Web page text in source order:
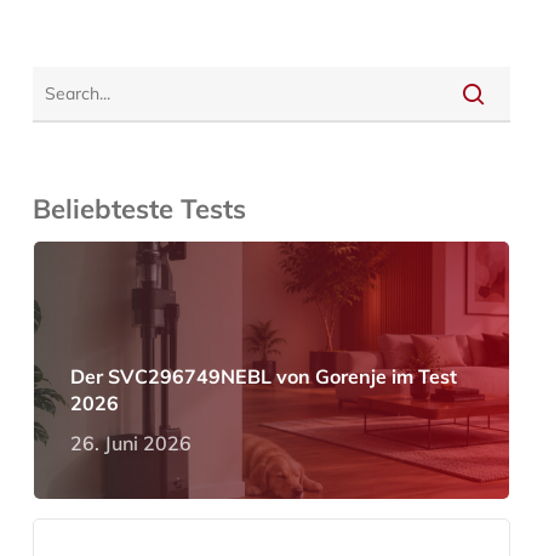
Beliebteste Tests
Der SVC296749NEBL von Gorenje im Test
2026
26. Juni 2026